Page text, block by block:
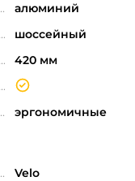
алюминий
шоссейный
420 мм
эргономичные
Velo